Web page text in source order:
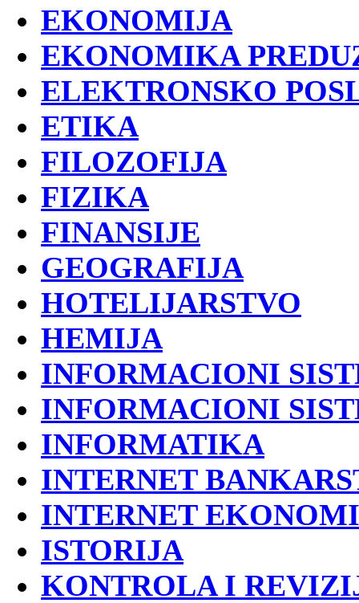
EKONOMIJA
EKONOMIKA
ELEKTRONSKO
ETIKA
FILOZOFIJA
FIZIKA
FINANSIJE
GEOGRAFIJA
HOTELIJARSTVO
HEMIJA
INFORMACIONI
INFORMACIONI
INFORMATIKA
INTERNET
INTERNET
ISTORIJA
KONTROLA I